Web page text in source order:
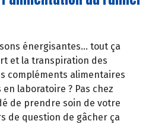
énergisantes… tout ça
et la transpiration des
compléments alimentaires
laboratoire ? Pas chez
de prendre soin de votre
de question de gâcher ça